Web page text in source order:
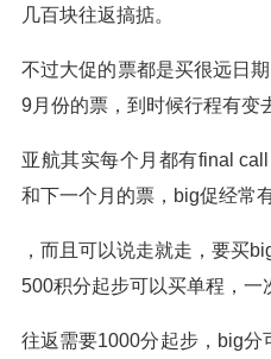
几百块往返搞掂。
不过大促的票都是买很远日
9月份的票，到时候行程有变
亚航其实每个月都有final
和下一个月的票，big促经常
，而且可以说走就走，要买
500积分起步可以买单程，一
往返需要1000分起步，big分